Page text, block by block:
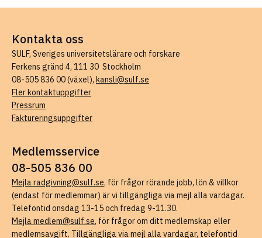
Kontakta oss
SULF, Sveriges universitetslärare och forskare
Ferkens gränd 4, 111 30 Stockholm
08-505 836 00 (växel), kansli@sulf.se
Fler kontaktuppgifter
Pressrum
Faktureringsuppgifter
Medlemsservice
08-505 836 00
Mejla radgivning@sulf.se, för frågor rörande jobb, lön & villkor
(endast för medlemmar) är vi tillgängliga via mejl alla vardagar.
Telefontid onsdag 13-15 och fredag 9-11.30.
Mejla medlem@sulf.se, för frågor om ditt medlemskap eller
medlemsavgift. Tillgängliga via mejl alla vardagar, telefontid